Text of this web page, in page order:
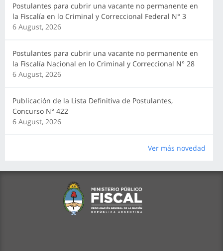
Postulantes para cubrir una vacante no permanente en
la Fiscalía en lo Criminal y Correccional Federal N° 3
6 August, 2026
Postulantes para cubrir una vacante no permanente en
la Fiscalía Nacional en lo Criminal y Correccional N° 28
6 August, 2026
Publicación de la Lista Definitiva de Postulantes,
Concurso N° 422
6 August, 2026
Ver más novedad